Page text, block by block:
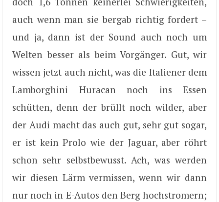
auch wenn man sie bergab richtig fordert –
und ja, dann ist der Sound auch noch um
Welten besser als beim Vorgänger. Gut, wir
wissen jetzt auch nicht, was die Italiener dem
Lamborghini Huracan noch ins Essen
schütten, denn der brüllt noch wilder, aber
der Audi macht das auch gut, sehr gut sogar,
er ist kein Prolo wie der Jaguar, aber röhrt
schon sehr selbstbewusst. Ach, was werden
wir diesen Lärm vermissen, wenn wir dann
nur noch in E-Autos den Berg hochstromern;